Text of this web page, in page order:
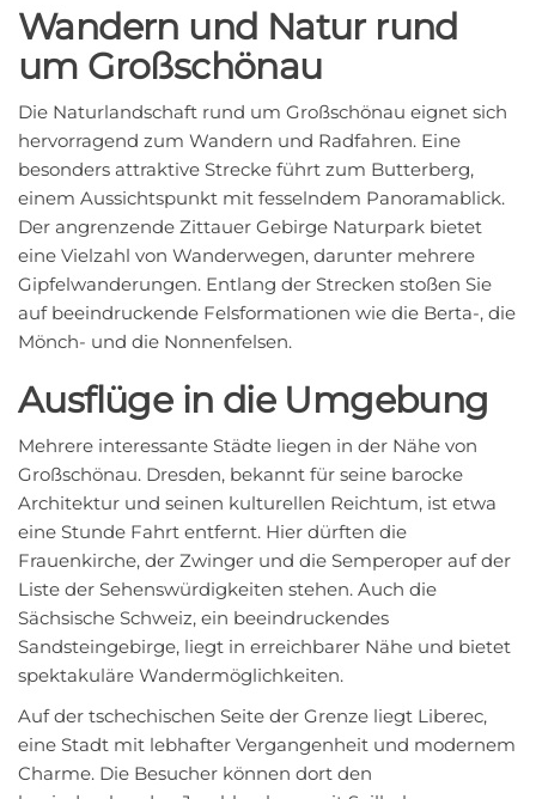
Wandern und Natur rund
um Großschönau
Die Naturlandschaft rund um Großschönau eignet sich
hervorragend zum Wandern und Radfahren. Eine
besonders attraktive Strecke führt zum Butterberg,
einem Aussichtspunkt mit fesselndem Panoramablick.
Der angrenzende Zittauer Gebirge Naturpark bietet
eine Vielzahl von Wanderwegen, darunter mehrere
Gipfelwanderungen. Entlang der Strecken stoßen Sie
auf beeindruckende Felsformationen wie die Berta-, die
Mönch- und die Nonnenfelsen.
Ausflüge in die Umgebung
Mehrere interessante Städte liegen in der Nähe von
Großschönau. Dresden, bekannt für seine barocke
Architektur und seinen kulturellen Reichtum, ist etwa
eine Stunde Fahrt entfernt. Hier dürften die
Frauenkirche, der Zwinger und die Semperoper auf der
Liste der Sehenswürdigkeiten stehen. Auch die
Sächsische Schweiz, ein beeindruckendes
Sandsteingebirge, liegt in erreichbarer Nähe und bietet
spektakuläre Wandermöglichkeiten.
Auf der tschechischen Seite der Grenze liegt Liberec,
eine Stadt mit lebhafter Vergangenheit und modernem
Charme. Die Besucher können dort den